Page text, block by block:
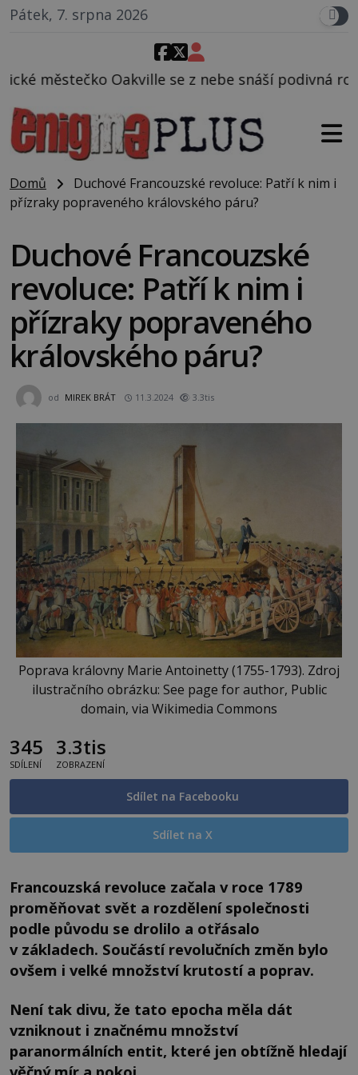
Pátek, 7. srpna 2026
se z nebe snáší podivná rosolovitá látka
Domů
Duchové Francouzské revoluce: Patří k nim i
přízraky popraveného královského páru?
Duchové Francouzské
revoluce: Patří k nim i
přízraky popraveného
královského páru?
od MIREK BRÁT 11.3.2024 3.3tis
Poprava královny Marie Antoinetty (1755-1793). Zdroj
ilustračního obrázku: See page for author, Public
domain, via Wikimedia Commons
345
SDÍLENÍ
3.3tis
ZOBRAZENÍ
Sdílet na Facebooku
Sdílet na X
Francouzská revoluce začala v roce 1789
proměňovat svět a rozdělení společnosti
podle původu se drolilo a otřásalo
v základech. Součástí revolučních změn bylo
ovšem i velké množství krutostí a poprav.
Není tak divu, že tato epocha měla dát
vzniknout i značnému množství
paranormálních entit, které jen obtížně hledají